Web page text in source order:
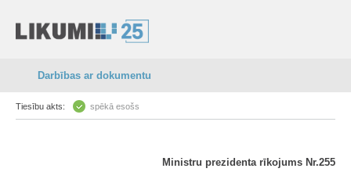
Darbības ar dokumentu
Tiesību akts: spēkā esošs
Ministru prezidenta rīkojums Nr.255